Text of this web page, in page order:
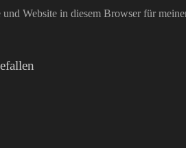
Website in diesem Browser für